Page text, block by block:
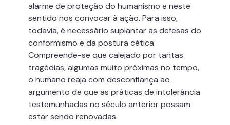
alarme de proteção do humanismo e neste
sentido nos convocar à ação. Para isso,
todavia, é necessário suplantar as defesas do
conformismo e da postura cética.
Compreende-se que calejado por tantas
tragédias, algumas muito próximas no tempo,
o humano reaja com desconfiança ao
argumento de que as práticas de intolerância
testemunhadas no século anterior possam
estar sendo renovadas.